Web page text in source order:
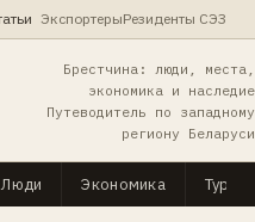
ЭкспортерыРезиденты СЭЗ
Брестчина: люди, места,
экономика и наследие
Путеводитель по западному
региону Беларуси
Люди Экономика